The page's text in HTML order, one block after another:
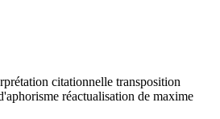
citationnelle transposition
réactualisation de maxime